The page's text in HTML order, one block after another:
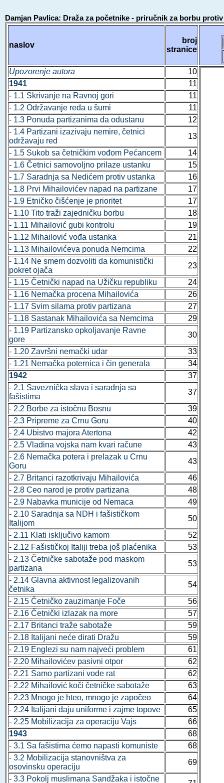
Damjan Pavlica: Draža za početnike - priručnik za borbu
naslov
broj
stranice
Upozorenje autora
10
1941
11
- 1.1 Skrivanje na Ravnoj gori
11
- 1.2 Održavanje reda u šumi
11
- 1.3 Ponuda partizanima da odustanu
12
- 1.4 Partizani izazivaju nemire, četnici
održavaju red
13
- 1.5 Sukob sa četničkim vođom Pećancem
14
- 1.6 Četnici samovoljno prilaze ustanku
15
- 1.7 Saradnja sa Nedićem protiv ustanka
16
- 1.8 Prvi Mihailovićev napad na partizane
17
- 1.9 Etničko čišćenje je prioritet
17
- 1.10 Tito traži zajedničku borbu
18
- 1.11 Mihailović gubi kontrolu
19
- 1.12 Mihailović vođa ustanka
21
- 1.13 Mihailovićeva ponuda Nemcima
22
- 1.14 Ne smem dozvoliti da komunistički
pokret ojača
23
- 1.15 Četnički napad na Užičku republiku
24
- 1.16 Nemačka procena Mihailovića
26
- 1.17 Svim silama protiv partizana
27
- 1.18 Sastanak Mihailovića sa Nemcima
29
- 1.19 Partizansko opkoljavanje Ravne
gore
30
- 1.20 Završni nemački udar
33
- 1.21 Nemačka poternica i čin generala
34
1942
37
- 2.1 Saveznička slava i saradnja sa
fašistima
37
- 2.2 Borbe za istočnu Bosnu
39
- 2.3 Pripreme za Crnu Goru
40
- 2.4 Ubistvo majora Atertona
42
- 2.5 Vladina vojska nam kvari račune
43
- 2.6 Nemačka potera i prelazak u Crnu
Goru
43
- 2.7 Britanci razotkrivaju Mihailovića
46
- 2.8 Ceo narod je protiv partizana
48
- 2.9 Nabavka municije od Nemaca
49
- 2.10 Saradnja sa NDH i fašističkom
Italijom
50
- 2.11 Klati isključivo kamom
52
- 2.12 Fašističkoj Italiji treba još plaćenika
53
- 2.13 Četničke sabotaže pod maskom
partizana
53
- 2.14 Glavna aktivnost legalizovanih
četnika
54
- 2.15 Četničko zauzimanje Foče
56
- 2.16 Četnički izlazak na more
57
- 2.17 Britanci traže sabotaže
59
- 2.18 Italijani neće dirati Dražu
59
- 2.19 Englezi su nam najveći problem
61
- 2.20 Mihailovićev pasivni otpor
62
- 2.21 Samo partizani vode rat
62
- 2.22 Mihailović koči četničke sabotaže
63
- 2.23 Mnogo je hteo, mnogo je započeo
64
- 2.24 Italijani daju uniforme i zajme topove
65
- 2.25 Mobilizacija za operaciju Vajs
66
1943
68
- 3.1 Sa fašistima ćemo napasti komuniste
68
- 3.2 Mobilizacija stanovništva za
osovinsku operaciju
69
- 3.3 Pokolj muslimana Sandžaka i istočne